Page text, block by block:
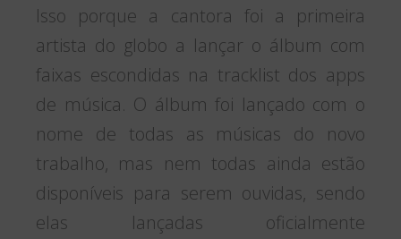
Isso porque a cantora foi a primeira
artista do globo a lançar o álbum com
faixas escondidas na tracklist dos apps
de música. O álbum foi lançado com o
nome de todas as músicas do novo
trabalho, mas nem todas ainda estão
disponíveis para serem ouvidas, sendo
elas lançadas oficialmente